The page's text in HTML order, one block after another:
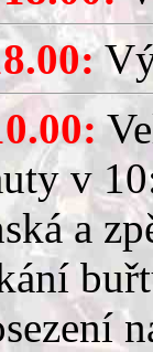
v
a